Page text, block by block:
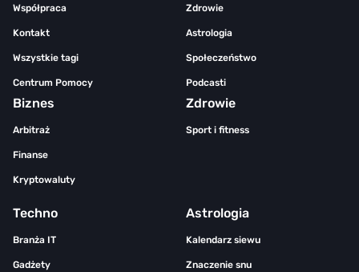
Współpraca
Kontakt
Wszystkie tagi
Centrum Pomocy
Zdrowie
Astrologia
Społeczeństwo
Podcasti
Biznes
Arbitraż
Finanse
Kryptowaluty
Zdrowie
Sport i fitness
Techno
Branża IT
Gadżety
Astrologia
Kalendarz siewu
Znaczenie snu